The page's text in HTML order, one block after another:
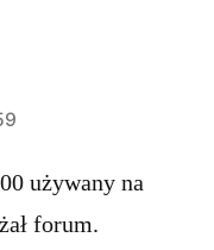
używany na
forum.